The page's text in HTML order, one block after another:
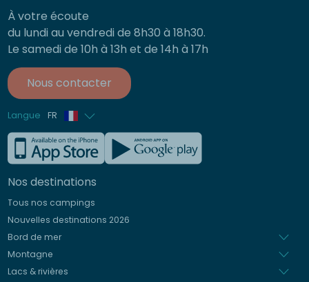
À votre écoute
du lundi au vendredi de 8h30 à 18h30.
Le samedi de 10h à 13h et de 14h à 17h
Nous contacter
Langue FR
Anglais
Allemand
Italien
Espagnol
Néerlandais
Nos destinations
Tous nos campings
Nouvelles destinations 2026
Bord de mer
Montagne
Lacs & rivières